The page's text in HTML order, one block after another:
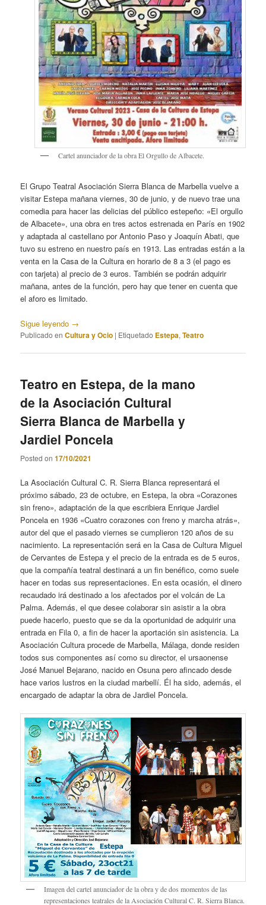
Cartel anunciador de la obra El Orgullo de Albacete.
El Grupo Teatral Asociación Sierra Blanca de Marbella vuelve a
visitar Estepa mañana viernes, 30 de junio, y de nuevo trae una
comedia para hacer las delicias del público estepeño: «El orgullo
de Albacete», una obra en tres actos estrenada en París en 1902
y adaptada al castellano por Antonio Paso y Joaquín Abati, que
tuvo su estreno en nuestro país en 1913. Las entradas están a la
venta en la Casa de la Cultura en horario de 8 a 3 (el pago es
con tarjeta) al precio de 3 euros. También se podrán adquirir
mañana, antes de la función, pero hay que tener en cuenta que
el aforo es limitado.
Sigue leyendo →
Publicado en Cultura y Ocio | Etiquetado Estepa,Teatro
Teatro en Estepa, de la mano
de la Asociación Cultural
Sierra Blanca de Marbella y
Jardiel Poncela
Posted on17/10/2021
La Asociación Cultural C. R. Sierra Blanca representará el
próximo sábado, 23 de octubre, en Estepa, la obra «Corazones
sin freno», adaptación de la que escribiera Enrique Jardiel
Poncela en 1936 «Cuatro corazones con freno y marcha atrás»,
autor del que el pasado viernes se cumplieron 120 años de su
nacimiento. La representación será en la Casa de Cultura Miguel
de Cervantes de Estepa y el precio de la entrada es de 5 euros,
que la compañía teatral destinará a un fin benéfico, como suele
hacer en todas sus representaciones. En esta ocasión, el dinero
recaudado irá destinado a los afectados por el volcán de La
Palma. Además, el que desee colaborar sin asistir a la obra
puede hacerlo, puesto que se da la oportunidad de adquirir una
entrada en Fila 0, a fin de hacer la aportación sin asistencia. La
Asociación Cultura procede de Marbella, Málaga, donde residen
todos sus componentes así como su director, el ursaonense
José Manuel Bejarano, nacido en Osuna pero afincado desde
hace varios lustros en la ciudad marbellí. Él ha sido, además, el
encargado de adaptar la obra de Jardiel Poncela.
Imagen del cartel anunciador de la obra y de dos momentos de las
representaciones teatrales de la Asociación Cultural C. R. Sierra Blanca.